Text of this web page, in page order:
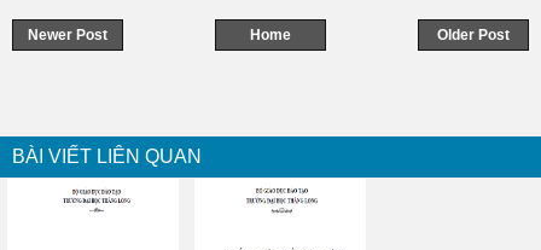
Newer Post Older Post
Home
BÀI VIẾT LIÊN QUAN